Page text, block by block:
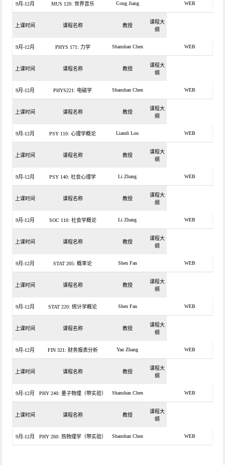
9月-12月 MUS 120: 世界音乐 Cong Jiang WEB
上课时间 课程名称 教授
课程大
纲
9月-12月 PHYS 171: 力学 Shanshan Chen WEB
上课时间 课程名称 教授
课程大
纲
9月-12月 PHYS221: 电磁学 Shanshan Chen WEB
上课时间 课程名称 教授
课程大
纲
9月-12月 PSY 110: 心理学概论 Liandi Lou WEB
上课时间 课程名称 教授
课程大
纲
9月-12月 PSY 140: 社会心理学 Li Zhang WEB
上课时间 课程名称 教授
课程大
纲
9月-12月 SOC 110: 社会学概论 Li Zhang WEB
上课时间 课程名称 教授
课程大
纲
9月-12月 STAT 205: 概率论 Shen Fan WEB
上课时间 课程名称 教授
课程大
纲
9月-12月 STAT 220: 统计学概论 Shen Fan WEB
上课时间 课程名称 教授
课程大
纲
9月-12月 FIN 321: 财务报表分析 Yan Zhang WEB
上课时间 课程名称 教授
课程大
纲
9月-12月 PHY 240: 量子物理（带实验） Shanshan Chen WEB
上课时间 课程名称 教授
课程大
纲
9月-12月 PHY 260: 热物理学（带实验） Shanshan Chen WEB